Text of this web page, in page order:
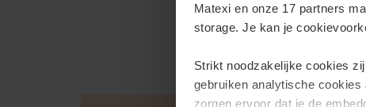
Matexi en onze 17 partners
storage. Je kan je
Strikt noodzakelijke cookies
gebruiken analytische
zorgen ervoor dat je de